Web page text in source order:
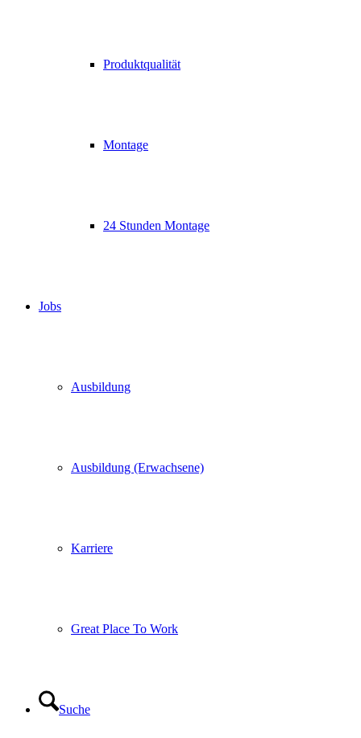
Produktqualität
Montage
24 Stunden Montage
Jobs
Ausbildung
Ausbildung (Erwachsene)
Karriere
Great Place To Work
Suche